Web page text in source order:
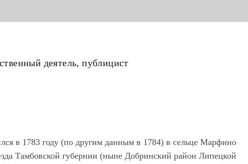
деятель, публицист
в 1783 году (по другим данным в 1784) в сельце Марфино
Тамбовской губернии (ныне Добринский район Липецкой